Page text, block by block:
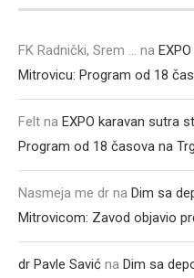
FK Radnički, Srem ... na
Mitrovicu: Program od 18
Felt na EXPO karavan sutra
Program od 18 časova na
Nasmeja me dr na Dim sa
Mitrovicom: Zavod objavio
dr Pavle Savić na Dim sa